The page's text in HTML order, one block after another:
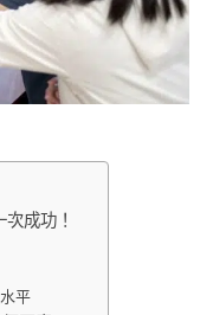
成功！
平